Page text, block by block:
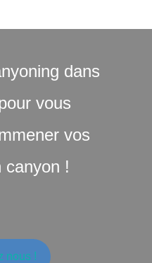
dans
vous
vos
canyon !
nous !